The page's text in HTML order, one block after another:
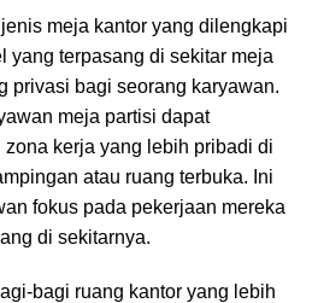
meja kantor yang dilengkapi
yang terpasang di sekitar meja
privasi bagi seorang karyawan.
meja partisi dapat
kerja yang lebih pribadi di
atau ruang terbuka. Ini
fokus pada pekerjaan mereka
di sekitarnya.
bagi ruang kantor yang lebih